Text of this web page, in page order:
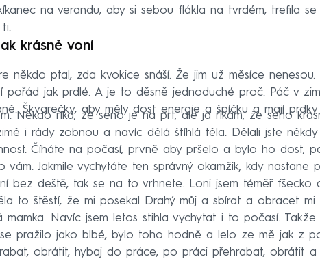
na verandu, aby si sebou flákla na tvrdém, trefila
krásně voní
někdo ptal, zda kvokice snáší. Že jim už měsíce nenesou.
pořád jak prdlé. A je to děsně jednoduché proč. Páč v
Škvarečky, aby měly dost energie a špíčku a mají
Někdo říká, že seno je na prt, ale já říkám, že seno
i rády zobnou a navíc dělá štíhlá těla. Dělali jste někdy
Číháte na počasí, prvně aby pršelo a bylo ho dost,
vám. Jakmile vychytáte ten správný okamžik, kdy nastane
bez deště, tak se na to vrhnete. Loni jsem téměř fšecko
to štěstí, že mi posekal Drahý můj a sbírat a obracet mi
mamka. Navíc jsem letos stihla vychytat i to počasí. Takže
pražilo jako blbé, bylo toho hodně a lelo ze mě jak z
obrátit, hybaj do práce, po práci přehrabat, obrátit a